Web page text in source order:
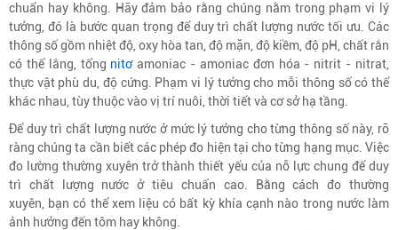
chuẩn hay không. Hãy đảm bảo rằng chúng nằm trong phạm vi lý
tưởng, đó là bước quan trọng để duy trì chất lượng nước tối ưu. Các
thông số gồm nhiệt độ, oxy hòa tan, độ mặn, độ kiềm, độ pH, chất rắn
có thể lắng, tổng nitơamoniac - amoniac đơn hóa - nitrit - nitrat,
thực vật phù du, độ cứng. Phạm vi lý tưởng cho mỗi thông số có thể
khác nhau, tùy thuộc vào vị trí nuôi, thời tiết và cơ sở hạ tầng.
Để duy trì chất lượng nước ở mức lý tưởng cho từng thông số này, rõ
ràng chúng ta cần biết các phép đo hiện tại cho từng hạng mục. Việc
đo lường thường xuyên trở thành thiết yếu của nỗ lực chung để duy
trì chất lượng nước ở tiêu chuẩn cao. Bằng cách đo thường
xuyên, bạn có thể xem liệu có bất kỳ khía cạnh nào trong nước làm
ảnh hưởng đến tôm hay không.